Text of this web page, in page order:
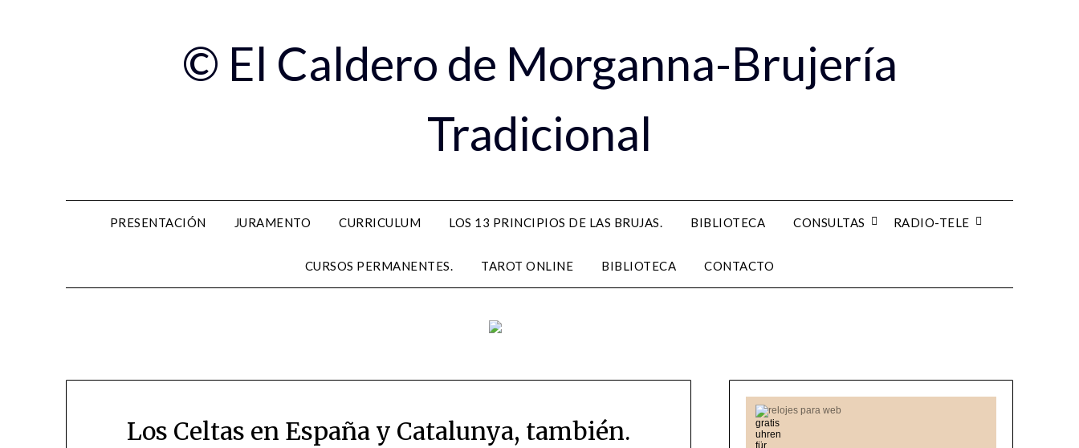
© El Caldero de Morganna-Brujería
Tradicional
PRESENTACIÓN JURAMENTO CURRICULUM LOS 13 PRINCIPIOS DE LAS BRUJAS. BIBLIOTECA CONSULTAS RADIO-TELE
CURSOS PERMANENTES. TAROT ONLINE BIBLIOTECA CONTACTO
Los Celtas en España y Catalunya, también.
relojes para web